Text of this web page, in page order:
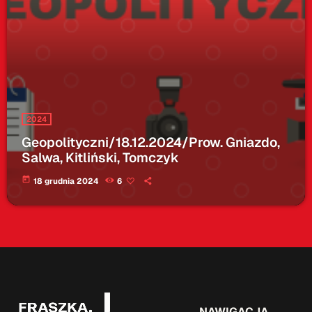
2024
Geopolityczni/18.12.2024/Prow. Gniazdo,
Salwa, Kitliński, Tomczyk
today 18 grudnia 2024 6